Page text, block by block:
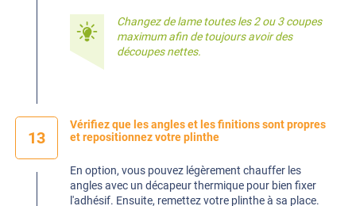
Changez de lame toutes les 2 ou 3 coupes
maximum afin de toujours avoir des
découpes nettes.
13
Vérifiez que les angles et les finitions sont propres
et repositionnez votre plinthe
En option, vous pouvez légèrement chauffer les
angles avec un décapeur thermique pour bien fixer
l'adhésif. Ensuite, remettez votre plinthe à sa place.